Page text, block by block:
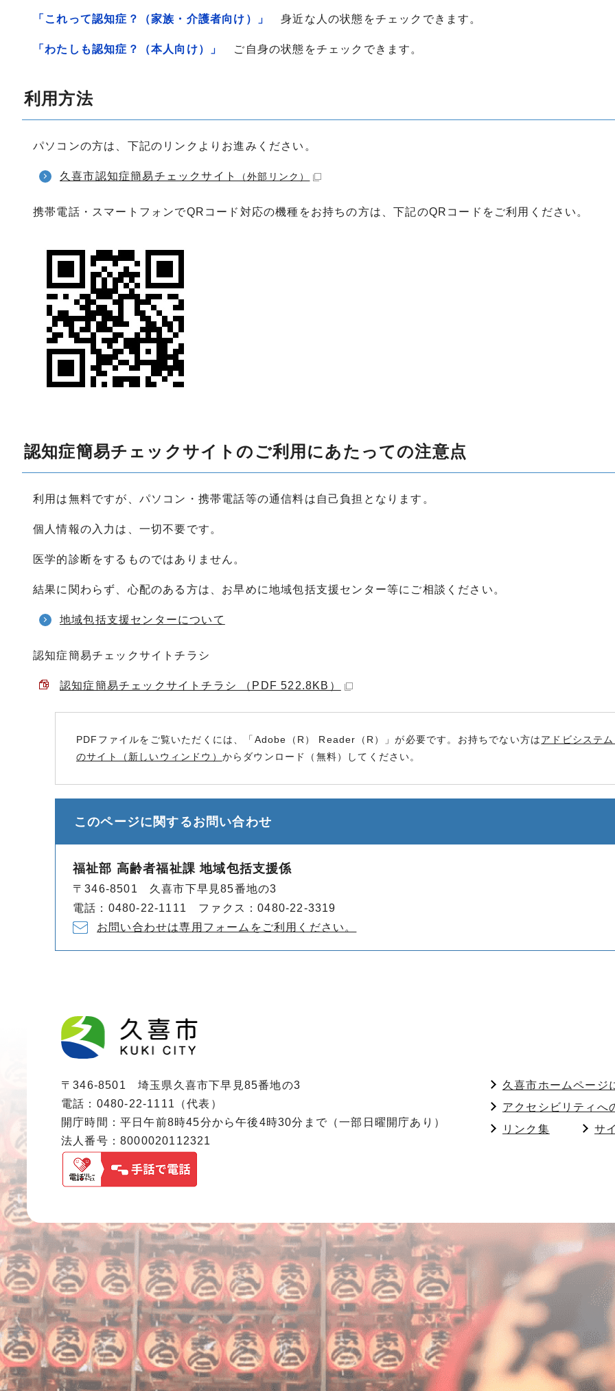
「これって認知症？（家族・介護者向け）」身近な人の状態をチェックできます。
「わたしも認知症？（本人向け）」 ご自身の状態をチェックできます。
利用方法
パソコンの方は、下記のリンクよりお進みください。
久喜市認知症簡易チェックサイト （外部リンク）
携帯電話・スマートフォンでQRコード対応の機種をお持ちの方は、下記のQRコードをご利用ください。
認知症簡易チェックサイトのご利用にあたっての注意点
利用は無料ですが、パソコン・携帯電話等の通信料は自己負担となります。
個人情報の入力は、一切不要です。
医学的診断をするものではありません。
結果に関わらず、心配のある方は、お早めに地域包括支援センター等にご相談ください。
地域包括支援センターについて
認知症簡易チェックサイトチラシ
認知症簡易チェックサイトチラシ （PDF 522.8KB）
PDFファイルをご覧いただくには、「Adobe（R） Reader（R）」が必要です。お持ちでない方はアドビシステ
のサイト（新しいウィンドウ） からダウンロード（無料）してください。
このページに関するお問い合わせ
福祉部 高齢者福祉課 地域包括支援係
〒346-8501 久喜市下早見85番地の3
電話：0480-22-1111 ファクス：0480-22-3319
お問い合わせは専用フォームをご利用ください。
〒346-8501 埼玉県久喜市下早見85番地の3
電話：0480-22-1111（代表）
開庁時間：平日午前8時45分から午後4時30分まで（一部日曜開庁あり）
法人番号：8000020112321
久喜市ホームページ
アクセシビリティへ
リンク集
サ